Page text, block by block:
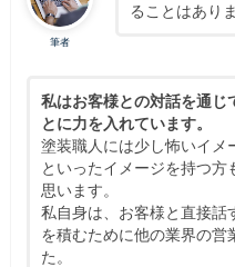
筆者
ることはあり
私はお客様との対話を通じ
とに力を入れています。
塗装職人には少し怖いイメ
といったイメージを持つ方
思います。
私自身は、お客様と直接話
を積むために他の業界の営
た。